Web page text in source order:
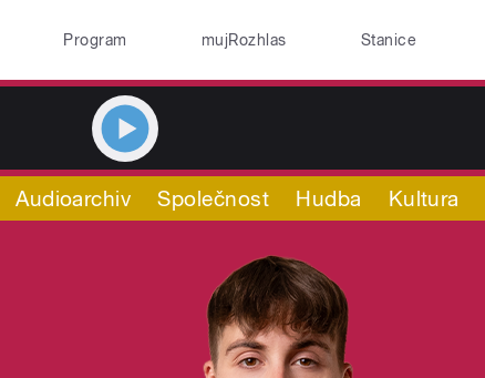
Program mujRozhlas Stanice
Audioarchiv Společnost Hudba Kultura